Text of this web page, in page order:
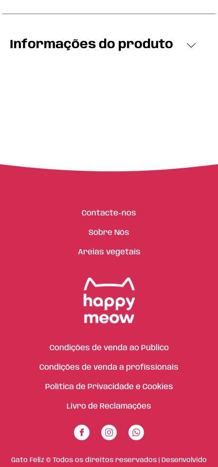
Informações do produto
Contacte-nos
Sobre Nós
Areias vegetais
Condições de venda ao Público
Condições de venda a profissionais
Política de Privacidade e Cookies
Livro de Reclamações
Gato Feliz © Todos os direitos reservados | Desenvolvido